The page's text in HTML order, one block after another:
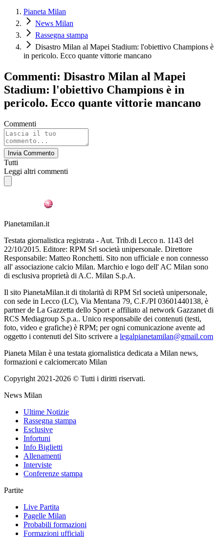
Pianeta Milan
News Milan
Rassegna stampa
Disastro Milan al Mapei Stadium: l'obiettivo Champions è
in pericolo. Ecco quante vittorie mancano
Commenti: Disastro Milan al Mapei
Stadium: l'obiettivo Champions è in
pericolo. Ecco quante vittorie mancano
Commenti
Invia Commento
Tutti
Leggi altri commenti
Pianetamilan.it
Testata giornalistica registrata - Aut. Trib.di Lecco n. 1143 del
22/10/2015. Editore: RPM Srl società unipersonale. Direttore
Responsabile: Matteo Ronchetti. Sito non ufficiale e non connesso
all' associazione calcio Milan. Marchio e logo dell' AC Milan sono
di esclusiva proprietà di A.C. Milan S.p.A.
Il sito PianetaMilan.it di titolarità di RPM Srl società unipersonale,
con sede in Lecco (LC), Via Mentana 79, C.F./PI 03601440138, è
partner de La Gazzetta dello Sport e affiliato al network Gazzanet di
RCS Mediagroup S.p.a.. Unico responsabile dei contenuti (testi,
foto, video e grafiche) è RPM; per ogni comunicazione avente ad
oggetto i contenuti del Sito scrivere a legalpianetamilan@gmail.com
Pianeta Milan è una testata giornalistica dedicata a Milan news,
formazioni e calciomercato Milan
Copyright 2021-2026 © Tutti i diritti riservati.
News Milan
Ultime Notizie
Rassegna stampa
Esclusive
Infortuni
Info Biglietti
Allenamenti
Interviste
Conferenze stampa
Partite
Live Partita
Pagelle Milan
Probabili formazioni
Formazioni ufficiali